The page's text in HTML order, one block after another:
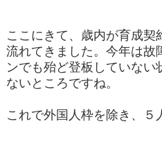
ここにきて、歳内が育成契
流れてきました。今年は故
ンでも殆ど登板していない
ないところですね。
これで外国人枠を除き、５